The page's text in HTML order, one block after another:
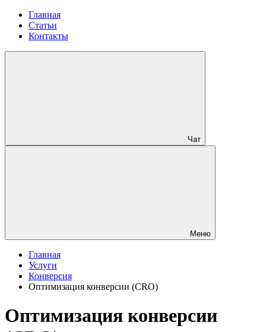
Главная
Статьи
Контакты
Чат
Меню
Главная
Услуги
Конверсия
Оптимизация конверсии (CRO)
Оптимизация конверсии